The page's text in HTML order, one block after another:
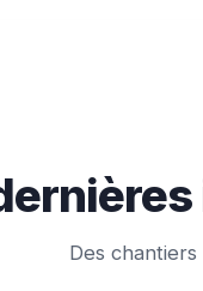
Des